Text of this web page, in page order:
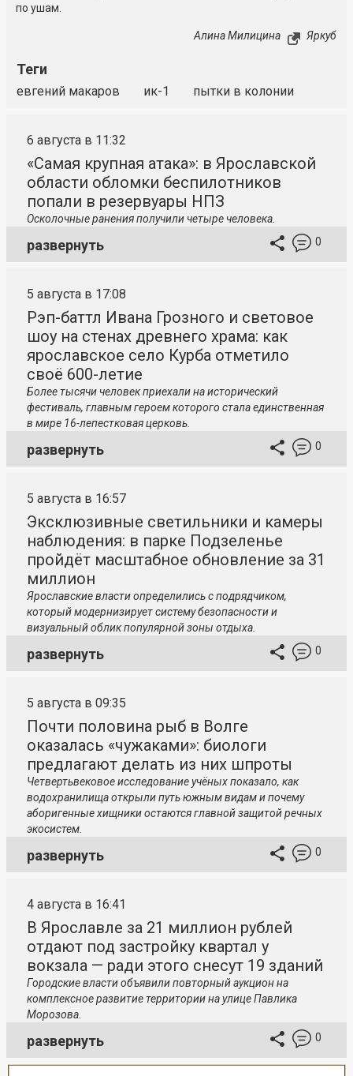
по ушам.
Алина Милицина Яркуб
Теги
евгений макаров ик-1 пытки в колонии
6 августа в 11:32
«Самая крупная атака»: в Ярославской
области обломки беспилотников
попали в резервуары НПЗ
Осколочные ранения получили четыре человека.
развернуть 0
5 августа в 17:08
Рэп-баттл Ивана Грозного и световое
шоу на стенах древнего храма: как
ярославское село Курба отметило
своё 600-летие
Более тысячи человек приехали на исторический
фестиваль, главным героем которого стала единственная
в мире 16-лепестковая церковь.
развернуть 0
5 августа в 16:57
Эксклюзивные светильники и камеры
наблюдения: в парке Подзеленье
пройдёт масштабное обновление за 31
миллион
Ярославские власти определились с подрядчиком,
который модернизирует систему безопасности и
визуальный облик популярной зоны отдыха.
развернуть 0
5 августа в 09:35
Почти половина рыб в Волге
оказалась «чужаками»: биологи
предлагают делать из них шпроты
Четвертьвековое исследование учёных показало, как
водохранилища открыли путь южным видам и почему
аборигенные хищники остаются главной защитой речных
экосистем.
развернуть 0
4 августа в 16:41
В Ярославле за 21 миллион рублей
отдают под застройку квартал у
вокзала — ради этого снесут 19 зданий
Городские власти объявили повторный аукцион на
комплексное развитие территории на улице Павлика
Морозова.
развернуть 0